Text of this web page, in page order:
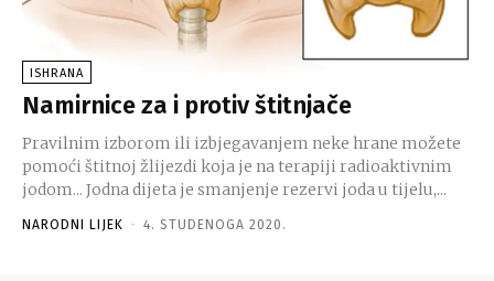
ISHRANA
Namirnice za i protiv štitnjače
Pravilnim izborom ili izbjegavanjem neke hrane možete
pomoći štitnoj žlijezdi koja je na terapiji radioaktivnim
jodom... Jodna dijeta je smanjenje rezervi joda u tijelu,...
NARODNI LIJEK - 4. STUDENOGA 2020.